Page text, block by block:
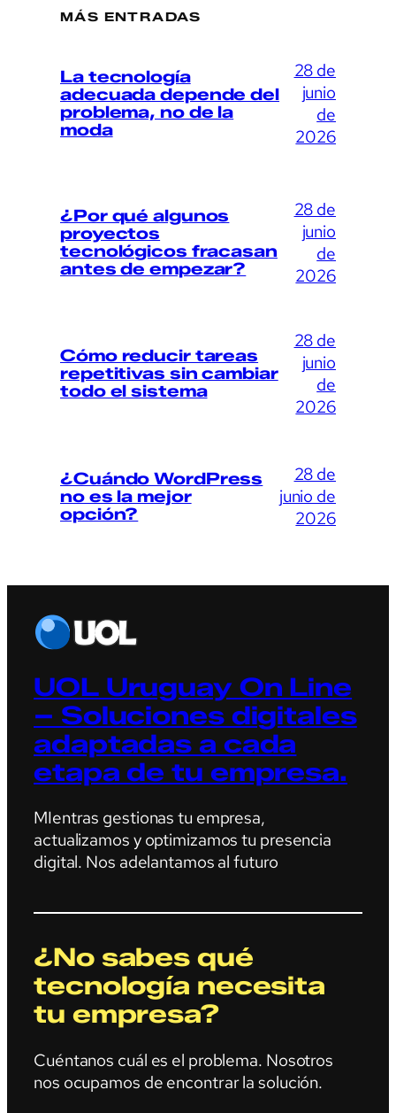
MÁS ENTRADAS
La tecnología
adecuada depende del
problema, no de la
moda
28 de
junio
de
2026
¿Por qué algunos
proyectos
tecnológicos fracasan
antes de empezar?
28 de
junio
de
2026
Cómo reducir tareas
repetitivas sin cambiar
todo el sistema
28 de
junio
de
2026
¿Cuándo WordPress
no es la mejor
opción?
28 de
junio de
2026
UOL Uruguay On Line
– Soluciones digitales
adaptadas a cada
etapa de tu empresa.
MIentras gestionas tu empresa,
actualizamos y optimizamos tu presencia
digital. Nos adelantamos al futuro
¿No sabes qué
tecnología necesita
tu empresa?
Cuéntanos cuál es el problema. Nosotros
nos ocupamos de encontrar la solución.